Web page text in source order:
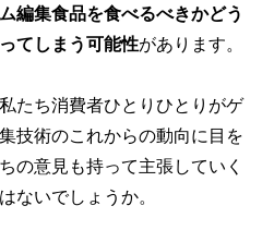
編集食品を食べるべきかどう
てしまう可能性があります。
たち消費者ひとりひとりがゲ
技術のこれからの動向に目を
の意見も持って主張していく
ないでしょうか。